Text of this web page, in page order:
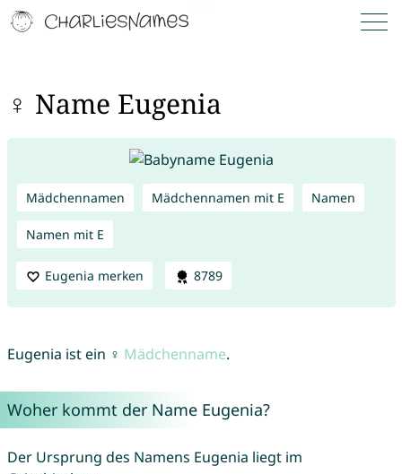
♀ Name Eugenia
Mädchennamen Mädchennamen mit E Namen
Namen mit E
Eugenia merken 8789
Eugenia ist ein ♀ Mädchenname.
Woher kommt der Name Eugenia?
Der Ursprung des Namens Eugenia liegt im